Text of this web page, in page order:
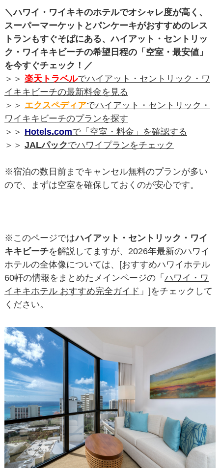
＼ハワイ・ワイキキのホテルでオシャレ度が高く、
スーパーマーケットとパンケーキがおすすめのレス
トランもすぐそばにある、ハイアット・セントリッ
ク・ワイキキビーチの希望日程の「空室・最安値」
を今すぐチェック！／
＞＞ 楽天トラベルでハイアット・セントリック・ワ
イキキビーチの最新料金を見る
＞＞ エクスペディアでハイアット・セントリック・
ワイキキビーチのプランを探す
＞＞ Hotels.comで「空室・料金」を確認する
＞＞ JALパックでハワイプランをチェック
※宿泊の数日前までキャンセル無料のプランが多い
ので、まずは空室を確保しておくのが安心です。
※このページではハイアット・セントリック・ワイ
キキビーチを解説してますが、2026年最新のハワイ
ホテルの全体像については、[おすすめハワイホテル
60軒の情報をまとめたメインページの「 ハワイ・ワ
イキキホテル おすすめ完全ガイド 」]をチェックして
ください。